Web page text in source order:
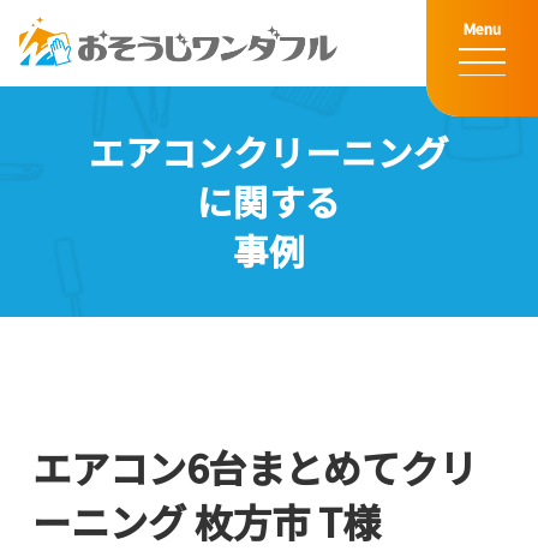
CLOSE
水回りクリーニング
Menu
エアコンクリーニング
に関する
事例
エアコン6台まとめてクリ
ーニング 枚方市 T様